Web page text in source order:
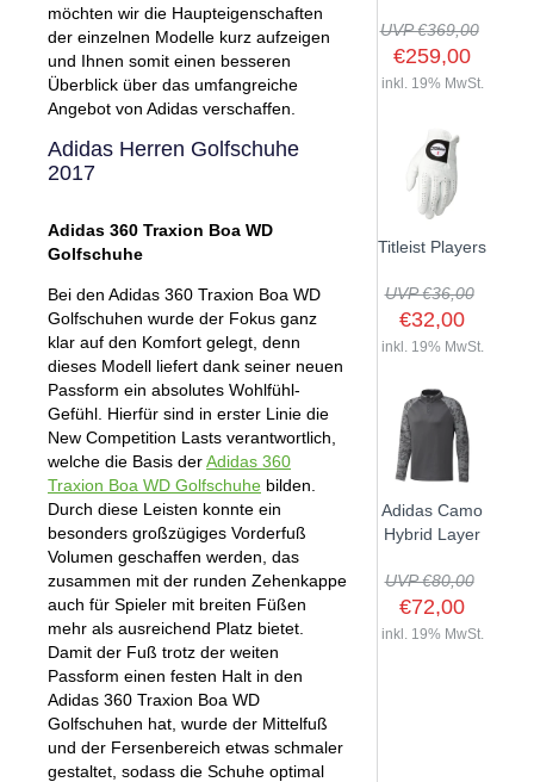
möchten wir die Haupteigenschaften
der einzelnen Modelle kurz aufzeigen
und Ihnen somit einen besseren
Überblick über das umfangreiche
Angebot von Adidas verschaffen.
Adidas Herren Golfschuhe
2017
Adidas 360 Traxion Boa WD
Golfschuhe
Bei den Adidas 360 Traxion Boa WD
Golfschuhen wurde der Fokus ganz
klar auf den Komfort gelegt, denn
dieses Modell liefert dank seiner neuen
Passform ein absolutes Wohlfühl-
Gefühl. Hierfür sind in erster Linie die
New Competition Lasts verantwortlich,
welche die Basis derAdidas 360
Traxion Boa WD Golfschuhe bilden.
Durch diese Leisten konnte ein
besonders großzügiges Vorderfuß
Volumen geschaffen werden, das
zusammen mit der runden Zehenkappe
auch für Spieler mit breiten Füßen
mehr als ausreichend Platz bietet.
Damit der Fuß trotz der weiten
Passform einen festen Halt in den
Adidas 360 Traxion Boa WD
Golfschuhen hat, wurde der Mittelfuß
und der Fersenbereich etwas schmaler
gestaltet, sodass die Schuhe optimal
UVP €369,00
€259,00
inkl. 19% MwSt.
Titleist Players
UVP €36,00
€32,00
inkl. 19% MwSt.
Adidas Camo
Hybrid Layer
UVP €80,00
€72,00
inkl. 19% MwSt.